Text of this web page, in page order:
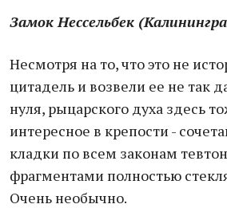
Замок Нессельбек
Несмотря на то, что это не
цитадель и возвели ее не так
нуля, рыцарского духа здесь
интересное в крепости -
кладки по всем законам
фрагментами полностью
Очень необычно.